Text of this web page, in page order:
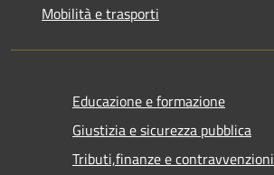
Mobilità e trasporti
Educazione e formazione
Giustizia e sicurezza pubblica
Tributi,finanze e contravvenzioni